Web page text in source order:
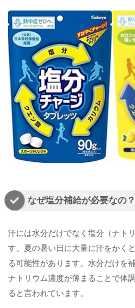
なぜ塩分補給が必要なの？
汗には水分だけでなく塩分（ナト
す。夏の暑い日に大量に汗をかく
る可能性があります。水分だけを
ナトリウム濃度が薄まることで体
ると言われています。